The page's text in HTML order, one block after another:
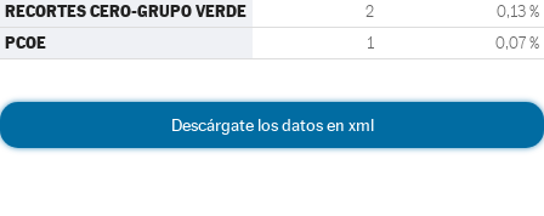
RECORTES CERO-GRUPO VERDE 2 0,13 %
PCOE 1 0,07 %
Descárgate los datos en xml